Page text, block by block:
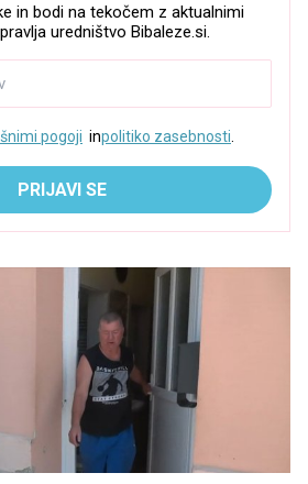
in bodi na tekočem z aktualnimi
uredništvo Bibaleze.si.
pogoji inpolitiko zasebnosti
PRIJAVI SE